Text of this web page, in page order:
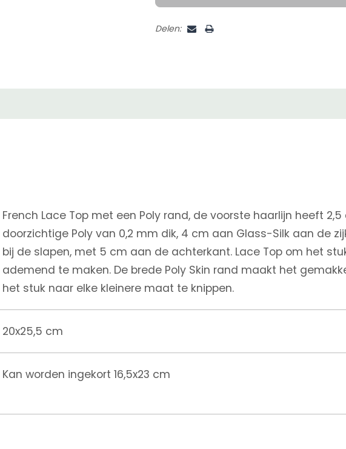
Delen:
French Lace Top met een Poly rand, de voorste haarlijn heeft 2,5
doorzichtige Poly van 0,2 mm dik, 4 cm aan Glass-Silk aan de
bij de slapen, met 5 cm aan de achterkant. Lace Top om het
ademend te maken. De brede Poly Skin rand maakt het
het stuk naar elke kleinere maat te knippen.
20x25,5 cm
Kan worden ingekort 16,5x23 cm